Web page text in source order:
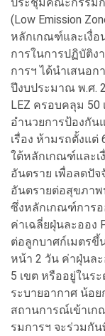
(Low Emission
หลักเกณฑ์และเงื่อ
การในการปฏิบัติง
การฯ ได้นำเสนอ
ปีงบประมาณ พ.ศ.
LEZ ครอบคลุม 50
อำนวยการป้องกัน
เรื่อง ห้ามรถตั้งแ
ใต้หลักเกณฑ์และเ
อันตราย เพื่อลดปั
อันตรายต่อสุขภา
ซึ่งหลักเกณฑ์การ
ค่าเฉลี่ยฝุ่นละออง
ต่อลูกบาศก์เมตรขึ้
หน้า 2 วัน ค่าฝุ่นล
5 เขต หรืออยู่ในร
ระบายอากาศ น้อย
สถานการณ์เข้าเ
รมการฯ จะร่วมกั